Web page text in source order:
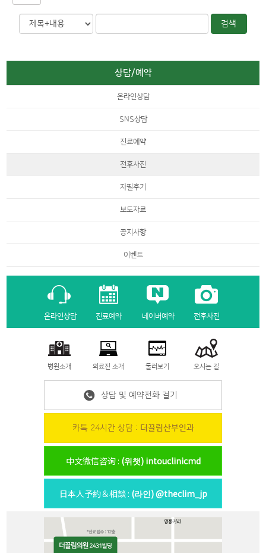
상담/예약
온라인상담
SNS상담
진료예약
전후사진
자필후기
보도자료
공지사항
이벤트
온라인상담 진료예약 네이버예약 전후사진
병원소개 의료진 소개 둘러보기 오시는 길
상담 및 예약전화 걸기
카톡 24시간 상담 : 더끌림산부인과
中文微信咨询 : (위챗) intouclinicmd
日本人予約＆相談 : (라인) @theclim_jp